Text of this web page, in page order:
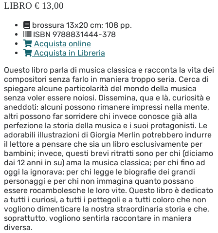
LIBRO € 13,00
brossura 13x20 cm; 108 pp.
ISBN 9788831444-378
Acquista online
Acquista in Libreria
Questo libro parla di musica classica e racconta la vita dei
compositori senza farlo in maniera troppo seria. Cerca di
spiegare alcune particolarità del mondo della musica
senza voler essere noiosi. Dissemina, qua e là, curiosità e
aneddoti: alcuni possono rimanere impressi nella mente,
altri possono far sorridere chi invece conosce già alla
perfezione la storia della musica e i suoi protagonisti. Le
adorabili illustrazioni di Giorgia Merlin potrebbero indurre
il lettore a pensare che sia un libro esclusivamente per
bambini; invece, questi brevi ritratti sono per chi (diciamo
dai 12 anni in su) ama la musica classica; per chi fino ad
oggi la ignorava; per chi legge le biografie dei grandi
personaggi e per chi non immagina quanto possano
essere rocambolesche le loro vite. Questo libro è dedicato
a tutti i curiosi, a tutti i pettegoli e a tutti coloro che non
vogliono dimenticare la nostra straordinaria storia e che,
soprattutto, vogliono sentirla raccontare in maniera
diversa.